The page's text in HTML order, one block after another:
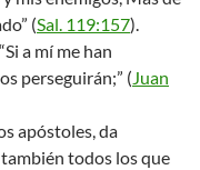
(Sal. 119:157).
a mí me han
perseguirán;” (Juan
apóstoles, da
todos los que